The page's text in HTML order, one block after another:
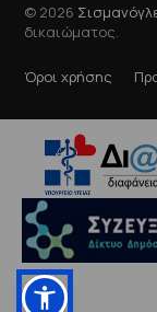
© 2026
δικαιώματος.
Όροι χρήσης